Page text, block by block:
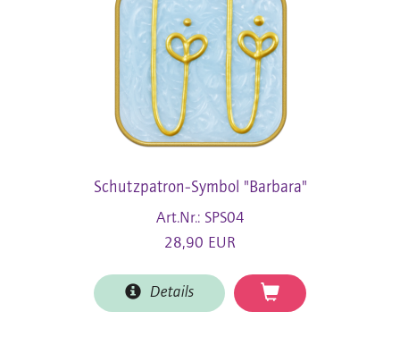
Schutzpatron-Symbol "Barbara"
Art.Nr.: SPS04
28,90 EUR
Details